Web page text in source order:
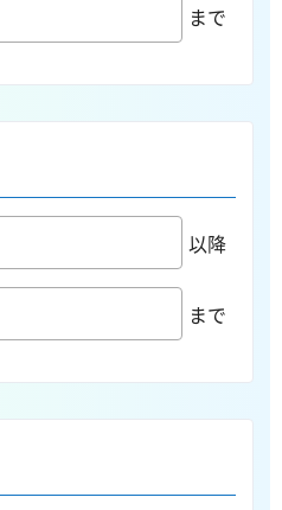
まで
以降
まで